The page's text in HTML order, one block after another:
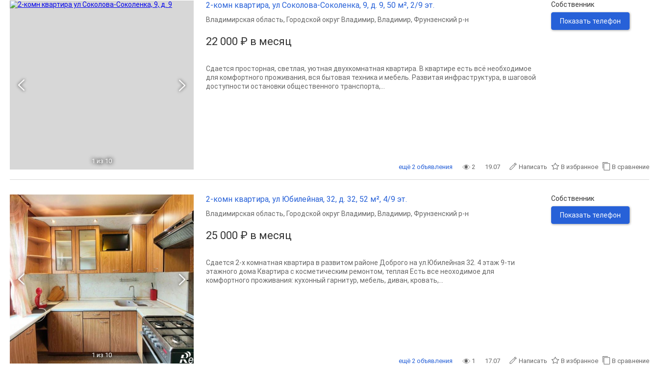
1 из 10
2-комн квартира, ул Соколова-Соколенка, 9, д. 9, 50 м², 2/9 эт.
22 000 ₽ в месяц
Владимирская область, Городской округ Владимир, Владимир, Фрунзенский р-н
Сдается просторная, светлая, уютная двухкомнатная квартира. В квартире есть всё необходимое
для комфортного проживания, вся бытовая техника и мебель. Развитая инфраструктура, в шаговой
доступности остановки общественного транспорта,...
Собственник
Показать телефон
2 19.07 Написать В избранное В сравнение
ещё 2 объявления
1 из 10
2-комн квартира, ул Юбилейная, 32, д. 32, 52 м², 4/9 эт.
25 000 ₽ в месяц
Владимирская область, Городской округ Владимир, Владимир, Фрунзенский р-н
Сдается 2-х комнатная квартира в развитом районе Доброго на ул.Юбилейная 32. 4 этаж 9-ти
этажного дома Квартира с косметическим ремонтом, теплая Есть все неоходимое для
комфортного проживания: кухонный гарнитур, мебель, диван, кровать,...
Собственник
Показать телефон
1 17.07 Написать В избранное В сравнение
ещё 2 объявления